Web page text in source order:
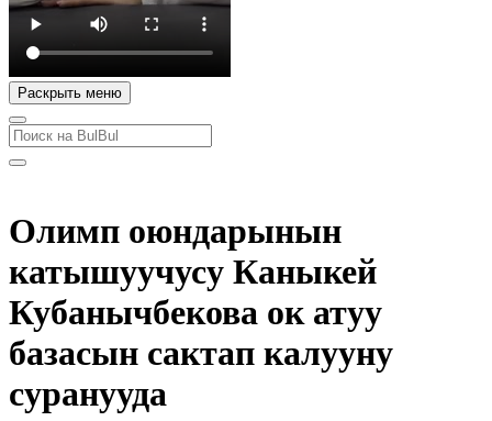
Раскрыть меню
Олимп оюндарынын
катышуучусу Каныкей
Кубанычбекова ок атуу
базасын сактап калууну
суранууда